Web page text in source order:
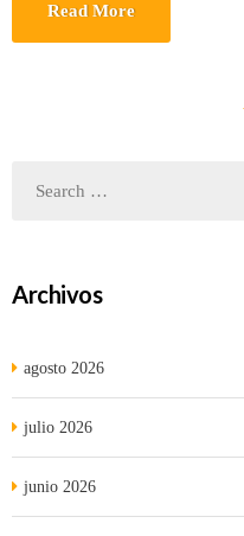
Read More
Archivos
agosto 2026
julio 2026
junio 2026